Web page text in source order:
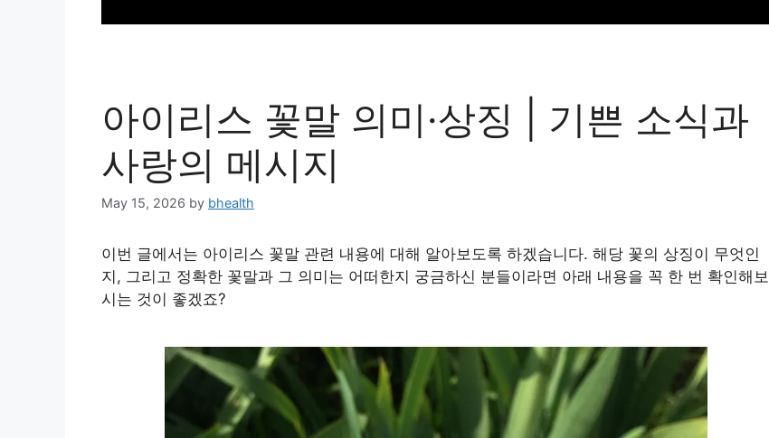
아이리스 꽃말 의미·상징 | 기쁜 소식과
사랑의 메시지
May 15, 2026 by bhealth
이번 글에서는 아이리스 꽃말 관련 내용에 대해 알아보도록 하겠습니다. 해당 꽃의 상징이 무엇인
지, 그리고 정확한 꽃말과 그 의미는 어떠한지 궁금하신 분들이라면 아래 내용을 꼭 한 번 확인해보
시는 것이 좋겠죠?